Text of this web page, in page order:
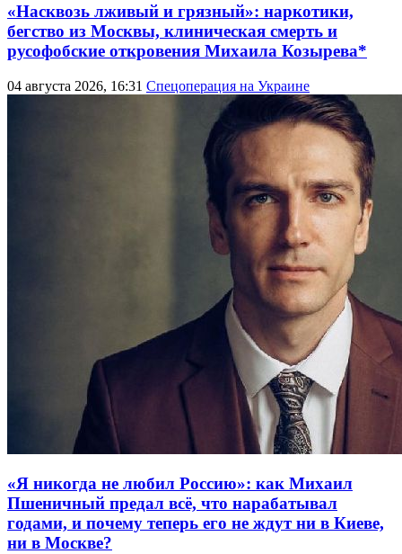
«Насквозь лживый и грязный»: наркотики,
бегство из Москвы, клиническая смерть и
русофобские откровения Михаила Козырева*
04 августа 2026, 16:31 Спецоперация на Украине
«Я никогда не любил Россию»: как Михаил
Пшеничный предал всё, что нарабатывал
годами, и почему теперь его не ждут ни в Киеве,
ни в Москве?